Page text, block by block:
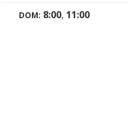
DOM: 8:00, 11:00